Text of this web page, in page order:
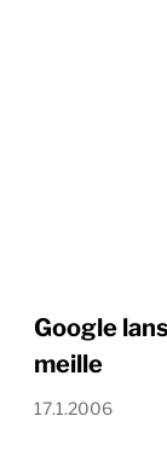
Google
meille
17.1.2006